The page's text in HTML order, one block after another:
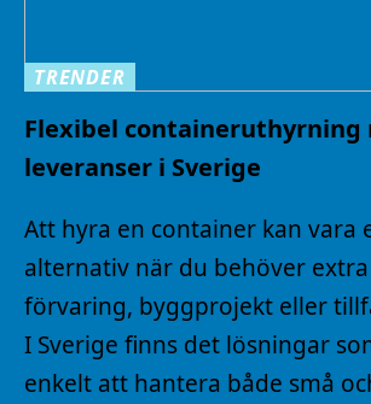
TRENDER
Flexibel containeruthyrning
leveranser i Sverige
Att hyra en container kan vara
alternativ när du behöver
förvaring, byggprojekt eller
I Sverige finns det lösningar
enkelt att hantera både små